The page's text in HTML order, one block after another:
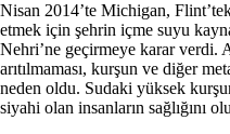
Nisan 2014’te Michigan,
etmek için şehrin içme suyu
Nehri’ne geçirmeye karar verdi.
arıtılmaması, kurşun ve diğer
neden oldu. Sudaki yüksek
siyahi olan insanların sağlığını